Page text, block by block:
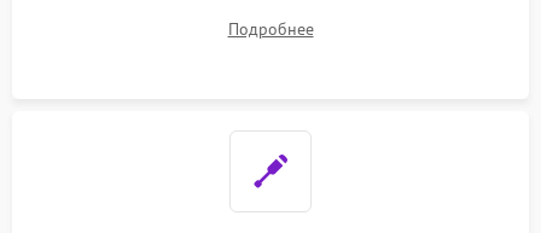
Подробнее